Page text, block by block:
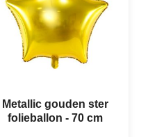
Metallic gouden ster
folieballon - 70 cm